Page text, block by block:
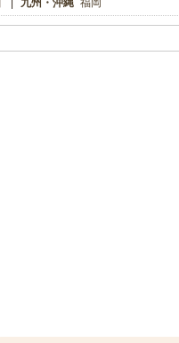
九州・沖縄 福岡